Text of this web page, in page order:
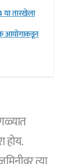
तारखेला
आयोगाकडून
होय.